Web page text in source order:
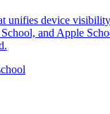
unifies device
and Apple